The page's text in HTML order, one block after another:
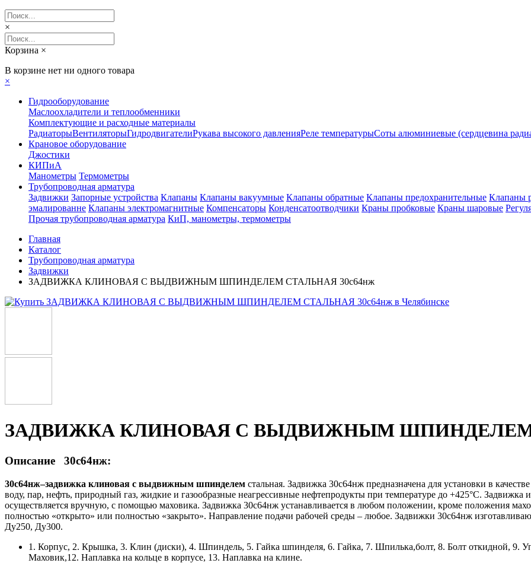
×
Корзина ×
В корзине нет ни одного товара
×
Гидрооборудование
Маслоохладители и теплообменники
Комплектующие и расходные материалы
РадиаторыВентиляторыГидродвигателиРукава высокого давленияРеле температурыСоты алюминиевые (сердцевина
Крановое оборудование
Джостики
КИПиА
Манометры Термометры
Трубопроводная арматура
Задвижки Запорные устройства Клапаны Клапаны вакуумные Клапаны обратные Клапаны предохранительные Клапаны
эмалированне Клапаны электромагнитные Компенсаторы Конденсатоотводчики Краны пробковые Краны шаровые
Прочая трубопроводная арматура КиП, манометры, термометры
Главная
Каталог
Трубопроводная арматура
Задвижки
ЗАДВИЖКА КЛИНОВАЯ С ВЫДВИЖНЫМ ШПИНДЕЛЕМ СТАЛЬНАЯ 30с64нж
ЗАДВИЖКА КЛИНОВАЯ С ВЫДВИЖНЫМ ШПИНДЕЛЕМ
Описание 30с64нж:
30с64нж–задвижка клиновая с выдвижным шпинделем стальная. Задвижка 30с64нж предназначена для установки в
воду, пар, нефть, природный газ, жидкие и газообразные неагрессивные нефтепродукты при температуре до +425°С. Задвижка
осуществляется вручную, с помощью маховика. Задвижка 30с64нж устанавливается в любом положении, кроме положения
полностью «открыто» или полностью «закрыто». Направление подачи рабочей среды – любое. Задвижки 30с64нж
Ду250, Ду300.
1. Корпус, 2. Крышка, 3. Клин (диски), 4. Шпиндель, 5. Гайка шпинделя, 6. Гайка, 7. Шпилька,болт, 8. Болт откидной, 9.
Маховик,12. Наплавка на кольце в корпусе, 13. Наплавка на клине.